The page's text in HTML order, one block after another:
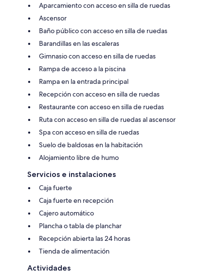
Aparcamiento con acceso en silla de ruedas
Ascensor
Baño público con acceso en silla de ruedas
Barandillas en las escaleras
Gimnasio con acceso en silla de ruedas
Rampa de acceso a la piscina
Rampa en la entrada principal
Recepción con acceso en silla de ruedas
Restaurante con acceso en silla de ruedas
Ruta con acceso en silla de ruedas al ascensor
Spa con acceso en silla de ruedas
Suelo de baldosas en la habitación
Alojamiento libre de humo
Servicios e instalaciones
Caja fuerte
Caja fuerte en recepción
Cajero automático
Plancha o tabla de planchar
Recepción abierta las 24 horas
Tienda de alimentación
Actividades